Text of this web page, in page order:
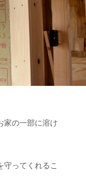
家の一部に溶け
守ってくれるこ